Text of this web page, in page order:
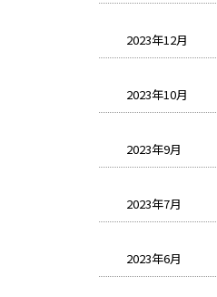
2023年12月
2023年10月
2023年9月
2023年7月
2023年6月